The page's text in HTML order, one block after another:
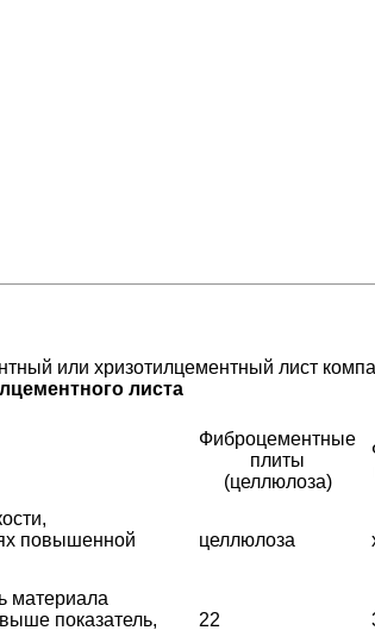
или хризотилцементный лист
листа
Фиброцементные
плиты
(целлюлоза)
повышенной
целлюлоза
материала
показатель,
22